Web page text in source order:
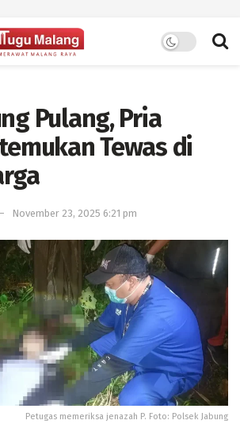
Pulang, Pria
Tewas di
November 23, 2025 6:21 pm
Petugas memeriksa jenazah P. Foto: Polsek Jabung